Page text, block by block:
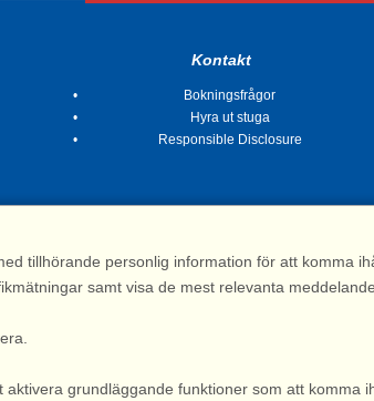
Kontakt
Bokningsfrågor
Hyra ut stuga
Responsible Disclosure
2, 311 32 Falkenberg | Sverige
tillhörande personlig information för att komma
samt visa de mest relevanta
grundläggande funktioner som att komma